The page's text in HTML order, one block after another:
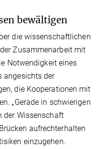
bewältigen
die wissenschaftlichen
Zusammenarbeit mit
Notwendigkeit eines
angesichts der
die Kooperationen mit
„Gerade in schwierigen
der Wissenschaft
aufrechterhalten
einzugehen.